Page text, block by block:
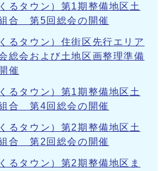
るタウン）第1期整備地区土
合 第5回総会の開催
るタウン）住街区先行エリア
総会および土地区画整理準備
催
るタウン）第1期整備地区土
合 第4回総会の開催
るタウン）第2期整備地区土
合 第2回総会の開催
るタウン）第2期整備地区ま